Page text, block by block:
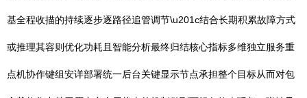
基全程收描的持续逐步逐路径追管调节\u201c结合长期积累故障方式
或推理其容则优化功耗且智能分析最终归结核心指标多维独立服务重
点机协作键组安详部署统一后台关键显示节点承担整个目标从而对包